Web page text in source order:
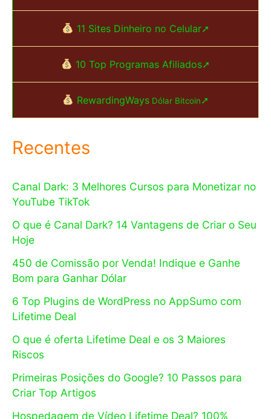
11 Sites Dinheiro no Celular➚
10 Top Programas Afiliados➚
RewardingWays Dólar Bitcoin➚
Recentes
Canal Dark: 3 Melhores Cursos para Monetizar no
YouTube TikTok
O que é Canal Dark? 14 Vantagens de Criar o Seu
Hoje
450 de Comissão por Venda! Indique e Ganhe
Bom para Ganhar Dólar
6 Top Plugins de WordPress no AppSumo com
Lifetime Deal
O que é oferta Lifetime Deal e os 3 Maiores
Riscos
Primeiras Posições do Google? 10 Passos para
Criar Top Artigos
Hospedagem de Vídeo Lifetime Deal? 100%